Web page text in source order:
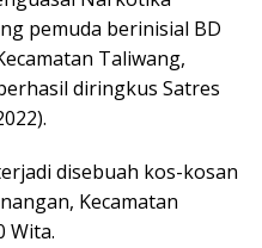
pemuda berinisial BD
Taliwang,
diringkus Satres
disebuah kos-kosan
Kecamatan
Wita.